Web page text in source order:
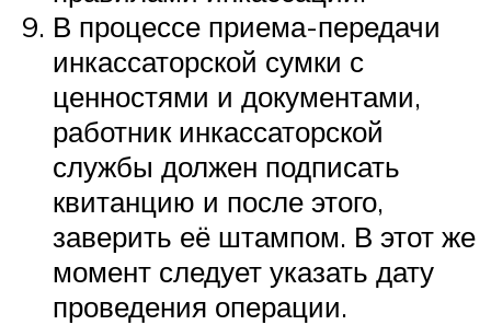
В процессе приема-передачи
инкассаторской сумки с
ценностями и документами,
работник инкассаторской
службы должен подписать
квитанцию и после этого,
заверить её штампом. В этот же
момент следует указать дату
проведения операции.